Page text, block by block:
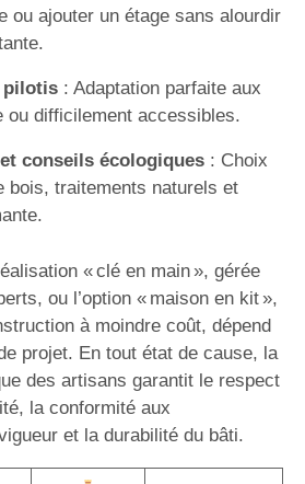
ou ajouter un étage sans alourdir
pilotis: Adaptation parfaite aux
ou difficilement accessibles.
conseils écologiques: Choix
bois, traitements naturels et
« clé en main », gérée
ou l’option « maison en kit »,
à moindre coût, dépend
projet. En tout état de cause, la
des artisans garantit le respect
la conformité aux
et la durabilité du bâti.